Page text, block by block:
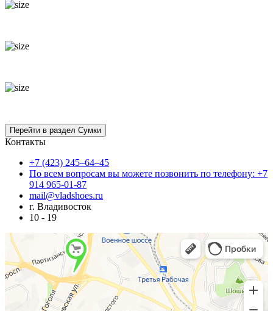
Контакты
+7 (423) 245–64–45
По всем вопросам вы можете позвонить по телефону: +7
914 965-01-87
mail@vladshoes.ru
г. Владивосток
10 - 19